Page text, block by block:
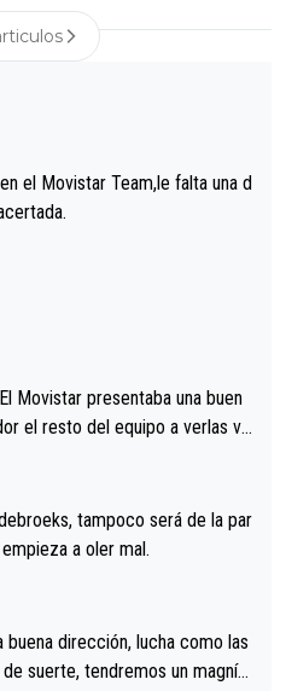
el Movistar Team,le falta una d
más acertada.
Movistar presentaba una buen
el resto del equipo a verlas ve
de Enric Más en San Seb
sigue la mejoría, podríamos ten
tampoco será de la par
a oler mal.
buena dirección, lucha como las
suerte, tendremos un magnífi